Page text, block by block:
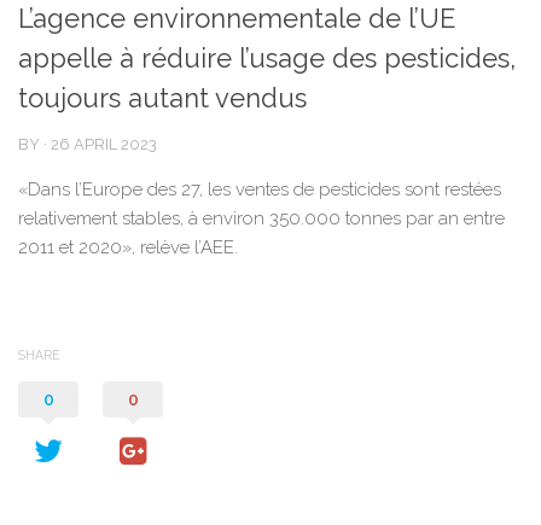
L’agence environnementale de l’UE
appelle à réduire l’usage des pesticides,
toujours autant vendus
BY · 26 APRIL 2023
«Dans l’Europe des 27, les ventes de pesticides sont restées
relativement stables, à environ 350.000 tonnes par an entre
2011 et 2020», relève l’AEE.
SHARE
0 0